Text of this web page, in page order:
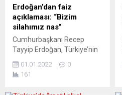
Erdoğan’dan faiz
açıklaması: “Bizim
silahımız nas”
Cumhurbaşkanı Recep
Tayyip Erdoğan, Türkiye’nin
ekonomik beka mücadelesi
verdiğini ve yaşanan krize
“dış mihrakların” neden
01.01.2022
0
161